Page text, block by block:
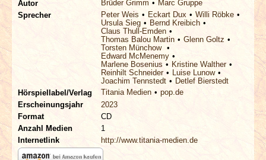
Autor
Brüder Grimm
Marc Gruppe
Sprecher
Peter Weis Eckart Dux
Willi Röbke
Ursula Sieg
Bernd Kreibich
Claus Thull-Emden
Thomas Balou Martin
Glenn Goltz
Torsten Münchow
Edward McMenemy
Marlene Bosenius
Kristine Walther
Reinhilt Schneider
Luise Lunow
Joachim Tennstedt
Detlef Bierstedt
Hörspiellabel/Verlag
Titania Medien
pop.de
Erscheinungsjahr
2023
Format
CD
Anzahl Medien
1
Internetlink
http://www.titania-medien.de